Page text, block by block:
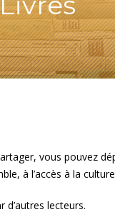
vous pouvez
à l’accès à la
lecteurs.